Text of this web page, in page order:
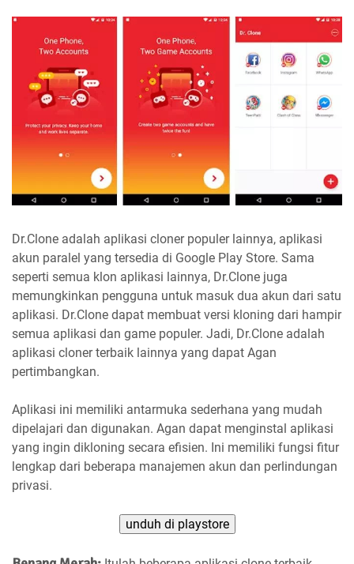
Dr.Clone adalah aplikasi cloner populer lainnya, aplikasi
akun paralel yang tersedia di Google Play Store. Sama
seperti semua klon aplikasi lainnya, Dr.Clone juga
memungkinkan pengguna untuk masuk dua akun dari satu
aplikasi. Dr.Clone dapat membuat versi kloning dari hampir
semua aplikasi dan game populer. Jadi, Dr.Clone adalah
aplikasi cloner terbaik lainnya yang dapat Agan
pertimbangkan.
Aplikasi ini memiliki antarmuka sederhana yang mudah
dipelajari dan digunakan. Agan dapat menginstal aplikasi
yang ingin dikloning secara efisien. Ini memiliki fungsi fitur
lengkap dari beberapa manajemen akun dan perlindungan
privasi.
unduh di playstore